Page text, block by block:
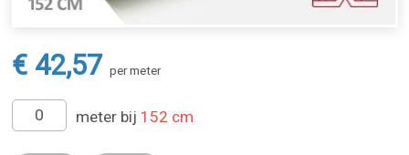
€ 42,57 per meter
meter bij 152 cm